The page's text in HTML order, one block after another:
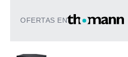
OFERTAS EN